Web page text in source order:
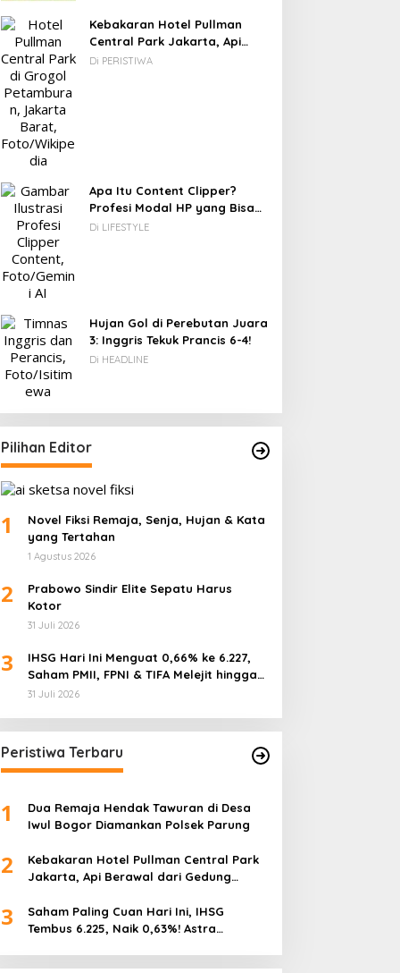
Kebakaran Hotel Pullman
Central Park Jakarta, Api
Berawal dari Gedung Parkir
Di PERISTIWA
Apa Itu Content Clipper?
Profesi Modal HP yang Bisa
Menghasilkan Puluhan Juta
Di LIFESTYLE
Hujan Gol di Perebutan Juara
3: Inggris Tekuk Prancis 6-4!
Di HEADLINE
Pilihan Editor
1
Novel Fiksi Remaja, Senja, Hujan & Kata
yang Tertahan
1 Agustus 2026
2
Prabowo Sindir Elite Sepatu Harus
Kotor
31 Juli 2026
3
IHSG Hari Ini Menguat 0,66% ke 6.227,
Saham PMII, FPNI & TIFA Melejit hingga
28%! Ini Daftar Saham Paling Cuan &
31 Juli 2026
Peristiwa Terbaru
1
Dua Remaja Hendak Tawuran di Desa
Iwul Bogor Diamankan Polsek Parung
2
Kebakaran Hotel Pullman Central Park
Jakarta, Api Berawal dari Gedung
3
Saham Paling Cuan Hari Ini, IHSG
Tembus 6.225, Naik 0,63%! Astra